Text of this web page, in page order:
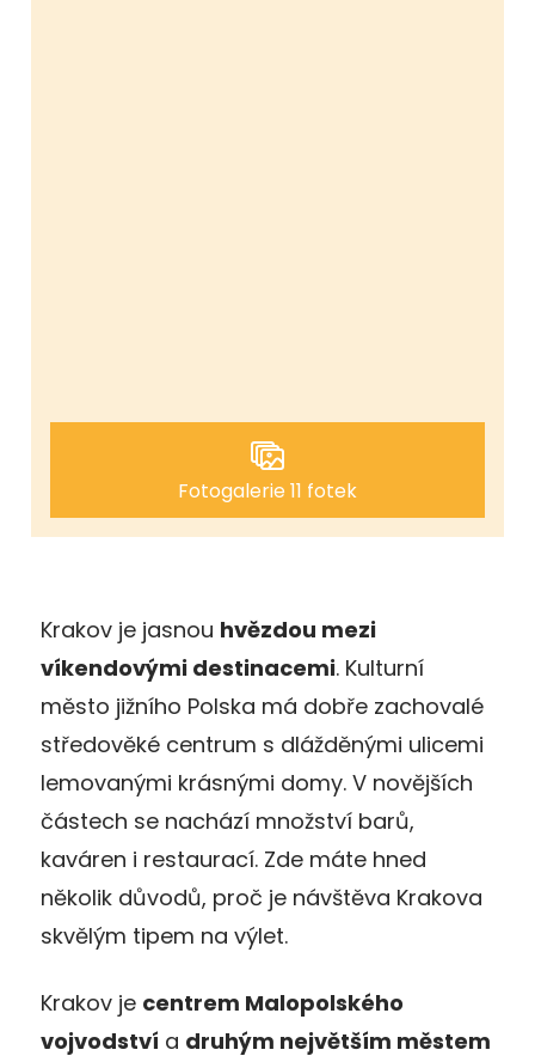
Fotogalerie 11 fotek
Krakov je jasnou hvězdou mezi
víkendovými destinacemi. Kulturní
město jižního Polska má dobře zachovalé
středověké centrum s dlážděnými ulicemi
lemovanými krásnými domy. V novějších
částech se nachází množství barů,
kaváren i restaurací. Zde máte hned
několik důvodů, proč je návštěva Krakova
skvělým tipem na výlet.
Krakov je centrem Malopolského
vojvodství a druhým největším městem